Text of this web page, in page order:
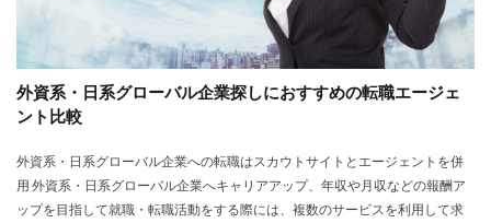
外資系・日系グローバル企業探しにおすすめの転職エージェ
ント比較
外資系・日系グローバル企業への転職はスカウトサイトとエージェントを併
用 外資系・日系グローバル企業へキャリアアップ、年収や月収などの報酬ア
ップを目指して就職・転職活動をする際には、複数のサービスを利用して求